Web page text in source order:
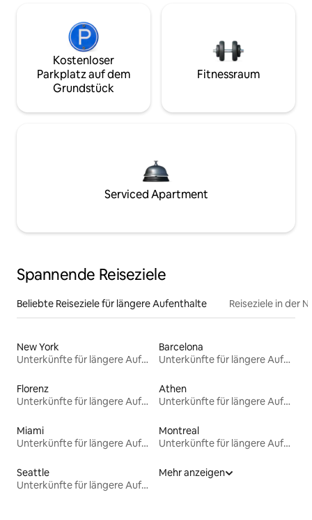
Kostenloser
Parkplatz auf dem
Grundstück
Fitnessraum
Serviced Apartment
Spannende Reiseziele
Beliebte Reiseziele für längere Aufenthalte Reiseziele in der
New York
Unterkünfte für längere Aufenthalte
Barcelona
Unterkünfte für längere Aufenthalte
Florenz
Unterkünfte für längere Aufenthalte
Athen
Unterkünfte für längere Aufenthalte
Miami
Unterkünfte für längere Aufenthalte
Montreal
Unterkünfte für längere Aufenthalte
Seattle
Unterkünfte für längere Aufenthalte
Mehr anzeigen